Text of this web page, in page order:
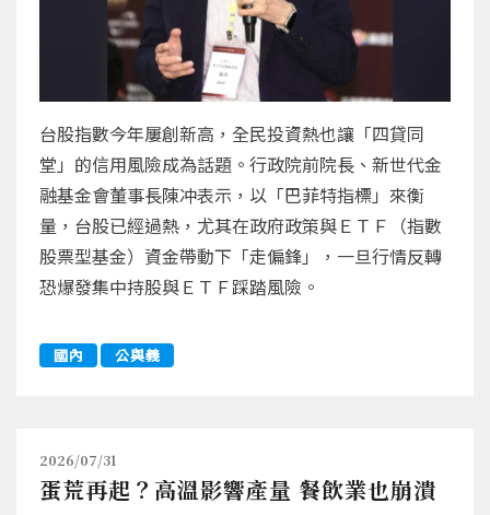
台股指數今年屢創新高，全民投資熱也讓「四貸同
堂」的信用風險成為話題。行政院前院長、新世代金
融基金會董事長陳冲表示，以「巴菲特指標」來衡
量，台股已經過熱，尤其在政府政策與ＥＴＦ（指數
股票型基金）資金帶動下「走偏鋒」，一旦行情反轉
恐爆發集中持股與ＥＴＦ踩踏風險。
國內 公與義
2026/07/31
蛋荒再起？高溫影響產量 餐飲業也崩潰